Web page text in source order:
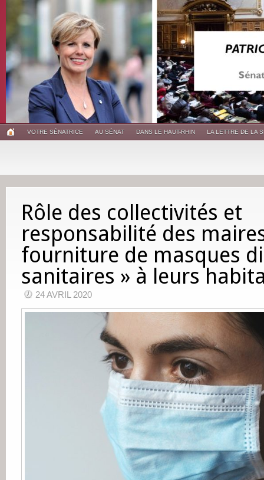
VOTRE SÉNATRICE AU SÉNAT DANS LE HAUT-RHIN LA LETTRE DE LA
Rôle des collectivités et
responsabilité des
fourniture de masques
sanitaires » à leurs
24 AVRIL 2020